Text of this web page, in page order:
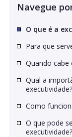
Navegue
O que é a
Para que
Quando cabe
Qual a
executividade?
Como
O que pode
executividade?